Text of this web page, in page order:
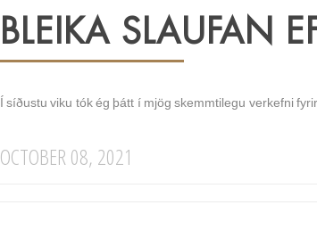
BLEIKA SLAUFAN
Í síðustu viku tók ég þátt í mjög skemmtilegu verkefni
OCTOBER 08, 2021